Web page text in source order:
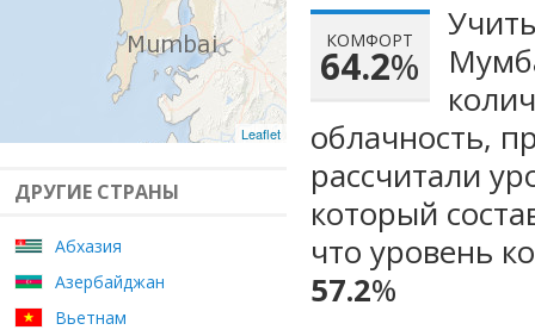
Leaflet
ДРУГИЕ СТРАНЫ
Абхазия
Азербайджан
Вьетнам
КОМФОРТ
64.2%
облачность,
рассчитали
который
что уровень
57.2%